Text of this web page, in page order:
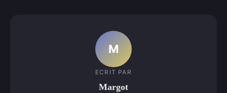
M
ECRIT PAR
Margot